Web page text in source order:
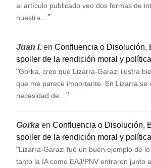
al artículo publicado veo dos formas de
nuestra…”
Juan I. en Confluencia o Disolución,
spoiler de la rendición moral y
“Gorka, creo que Lizarra-Garazi ilustra
que me parece importante. En Lizarra se
necesidad de…”
Gorka en Confluencia o Disolución,
spoiler de la rendición moral y
“Lizarra-Garazi fué un buen ejemplo de
tanto la IA como EAJ/PNV entraron junto